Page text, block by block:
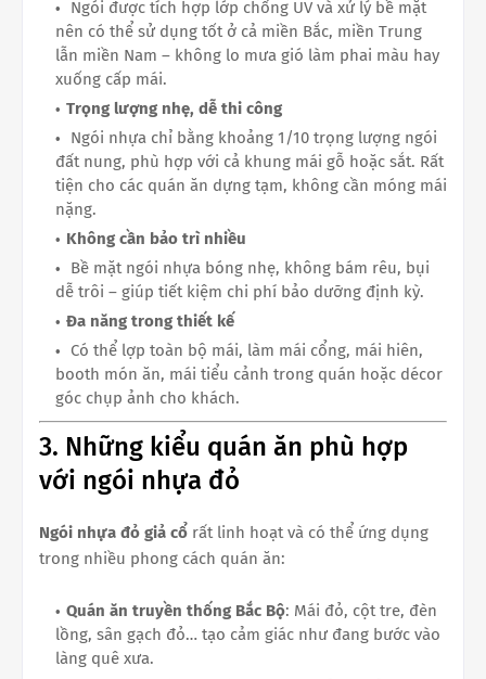
Ngói được tích hợp lớp chống UV và xử lý bề mặt
nên có thể sử dụng tốt ở cả miền Bắc, miền Trung
lẫn miền Nam – không lo mưa gió làm phai màu hay
xuống cấp mái.
Trọng lượng nhẹ, dễ thi công
Ngói nhựa chỉ bằng khoảng 1/10 trọng lượng ngói
đất nung, phù hợp với cả khung mái gỗ hoặc sắt. Rất
tiện cho các quán ăn dựng tạm, không cần móng mái
nặng.
Không cần bảo trì nhiều
Bề mặt ngói nhựa bóng nhẹ, không bám rêu, bụi
dễ trôi – giúp tiết kiệm chi phí bảo dưỡng định kỳ.
Đa năng trong thiết kế
Có thể lợp toàn bộ mái, làm mái cổng, mái hiên,
booth món ăn, mái tiểu cảnh trong quán hoặc décor
góc chụp ảnh cho khách.
3. Những kiểu quán ăn phù hợp
với ngói nhựa đỏ
Ngói nhựa đỏ giả cổ rất linh hoạt và có thể ứng dụng
trong nhiều phong cách quán ăn:
Quán ăn truyền thống Bắc Bộ: Mái đỏ, cột tre, đèn
lồng, sân gạch đỏ… tạo cảm giác như đang bước vào
làng quê xưa.